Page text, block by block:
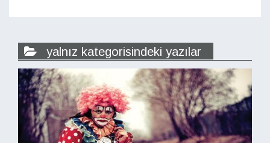
yalnız kategorisindeki yazılar